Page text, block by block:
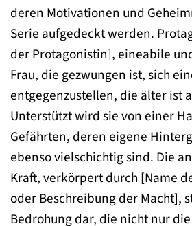
deren Motivationen und
Serie aufgedeckt werden.
der Protagonistin], eineabile
Frau, die gezwungen ist, sich
entgegenzustellen, die älter ist
Unterstützt wird sie von einer
Gefährten, deren eigene
ebenso vielschichtig sind. Die
Kraft, verkörpert durch [Name
oder Beschreibung der Macht],
Bedrohung dar, die nicht nur